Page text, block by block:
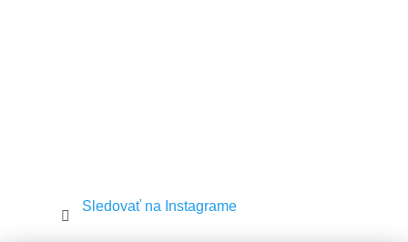
Sledovať na Instagrame